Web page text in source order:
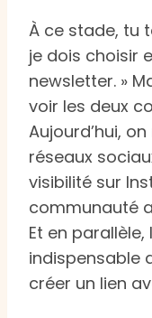
À ce stade, tu
je dois choisir
newsletter. »
voir les deux
Aujourd’hui,
réseaux
visibilité sur
communauté
Et en
indispensable
créer un lien